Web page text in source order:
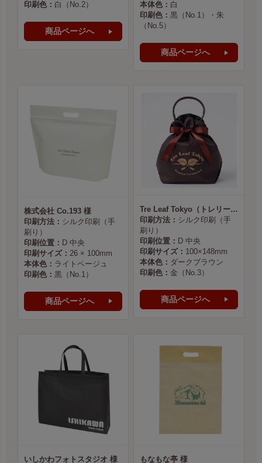
印刷色： 白（No.2）
商品ページへ
本体色： 白
印刷色： 黒（No.1）・朱
（No.5）
商品ページへ
株式会社 Co.193 様
印刷方法： シルク印刷（手
刷り）
印刷位置： D 中央
印刷サイズ： 26 × 100mm
本体色： ライトベージュ
印刷色： 黒（No.1）
商品ページへ
Tre Leaf Tokyo（トレリーフ東京） 様
印刷方法： シルク印刷（手
刷り）
印刷位置： D 中央
印刷サイズ： 100×148mm
本体色： ダークブラウン
印刷色： 金（No.3）
商品ページへ
いしかわフォトスタジオ 様 もなもな亭 様